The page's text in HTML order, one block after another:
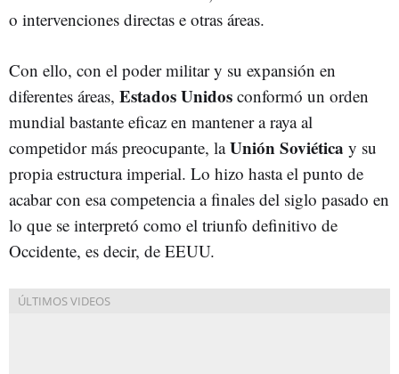
o intervenciones directas e otras áreas.
Con ello, con el poder militar y su expansión en
diferentes áreas, Estados Unidos conformó un orden
mundial bastante eficaz en mantener a raya al
competidor más preocupante, laUnión Soviética y su
propia estructura imperial. Lo hizo hasta el punto de
acabar con esa competencia a finales del siglo pasado en
lo que se interpretó como el triunfo definitivo de
Occidente, es decir, de EEUU.